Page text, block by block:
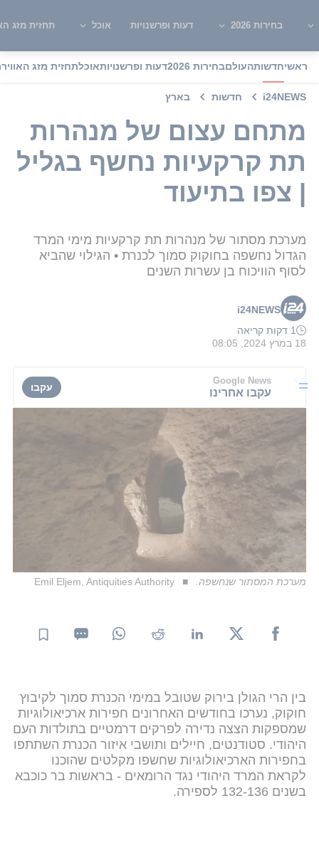
בחירות 2026 דעות ופרשנויות אוכל תחזית מזג
ראשיחדשותהעולםבחירות 2026 דעות ופרשנויותאוכלתחזית מזג האוויר
i24NEWS חדשות בארץ
מתחם עצום של מנהרות
תת קרקעיות נחשף בגליל
| צפו בתיעוד
מערכת מסתור של מנהרות תת קרקעיות מימי המרד
הגדול נחשפה בחוקוק סמוך לכנרת • הגילוי שהביא
לסוף הוויכוח בן עשרות השנים
i24NEWS
1 דקות קריאה
18 במרץ 2024, 08:05
Google News
עקבו אחרינו עקבו
מערכת המסתור שנחשפה. Emil Eljem, Antiquities Authority
בין הרי הגולן בירוק שטובל במימי הכנרת סמוך לקיבוץ
חוקוק, נערכו בחודשים האחרונים חפירות ארכיאולוגיות
שמספקות הצצה נדירה לפרקים דרמטיים בתולדות העם
היהודי. סטודנטים, חיילים ותושבי איזור הכנרת השתתפו
בחפירות הארכיאולוגיות שחשפו מקלטים שהוכנו
לקראת המרד היהודי נגד הרומאים - בראשות בר כוכבא
בשנים 132-136 לספירה.